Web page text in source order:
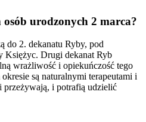
urodzonych 2 marca?
do 2. dekanatu Ryby, pod
Księżyc. Drugi dekanat Ryb
wrażliwość i opiekuńczość tego
są naturalnymi terapeutami i
i potrafią udzielić